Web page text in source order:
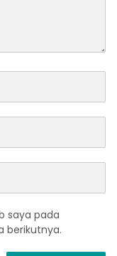
saya pada
berikutnya.